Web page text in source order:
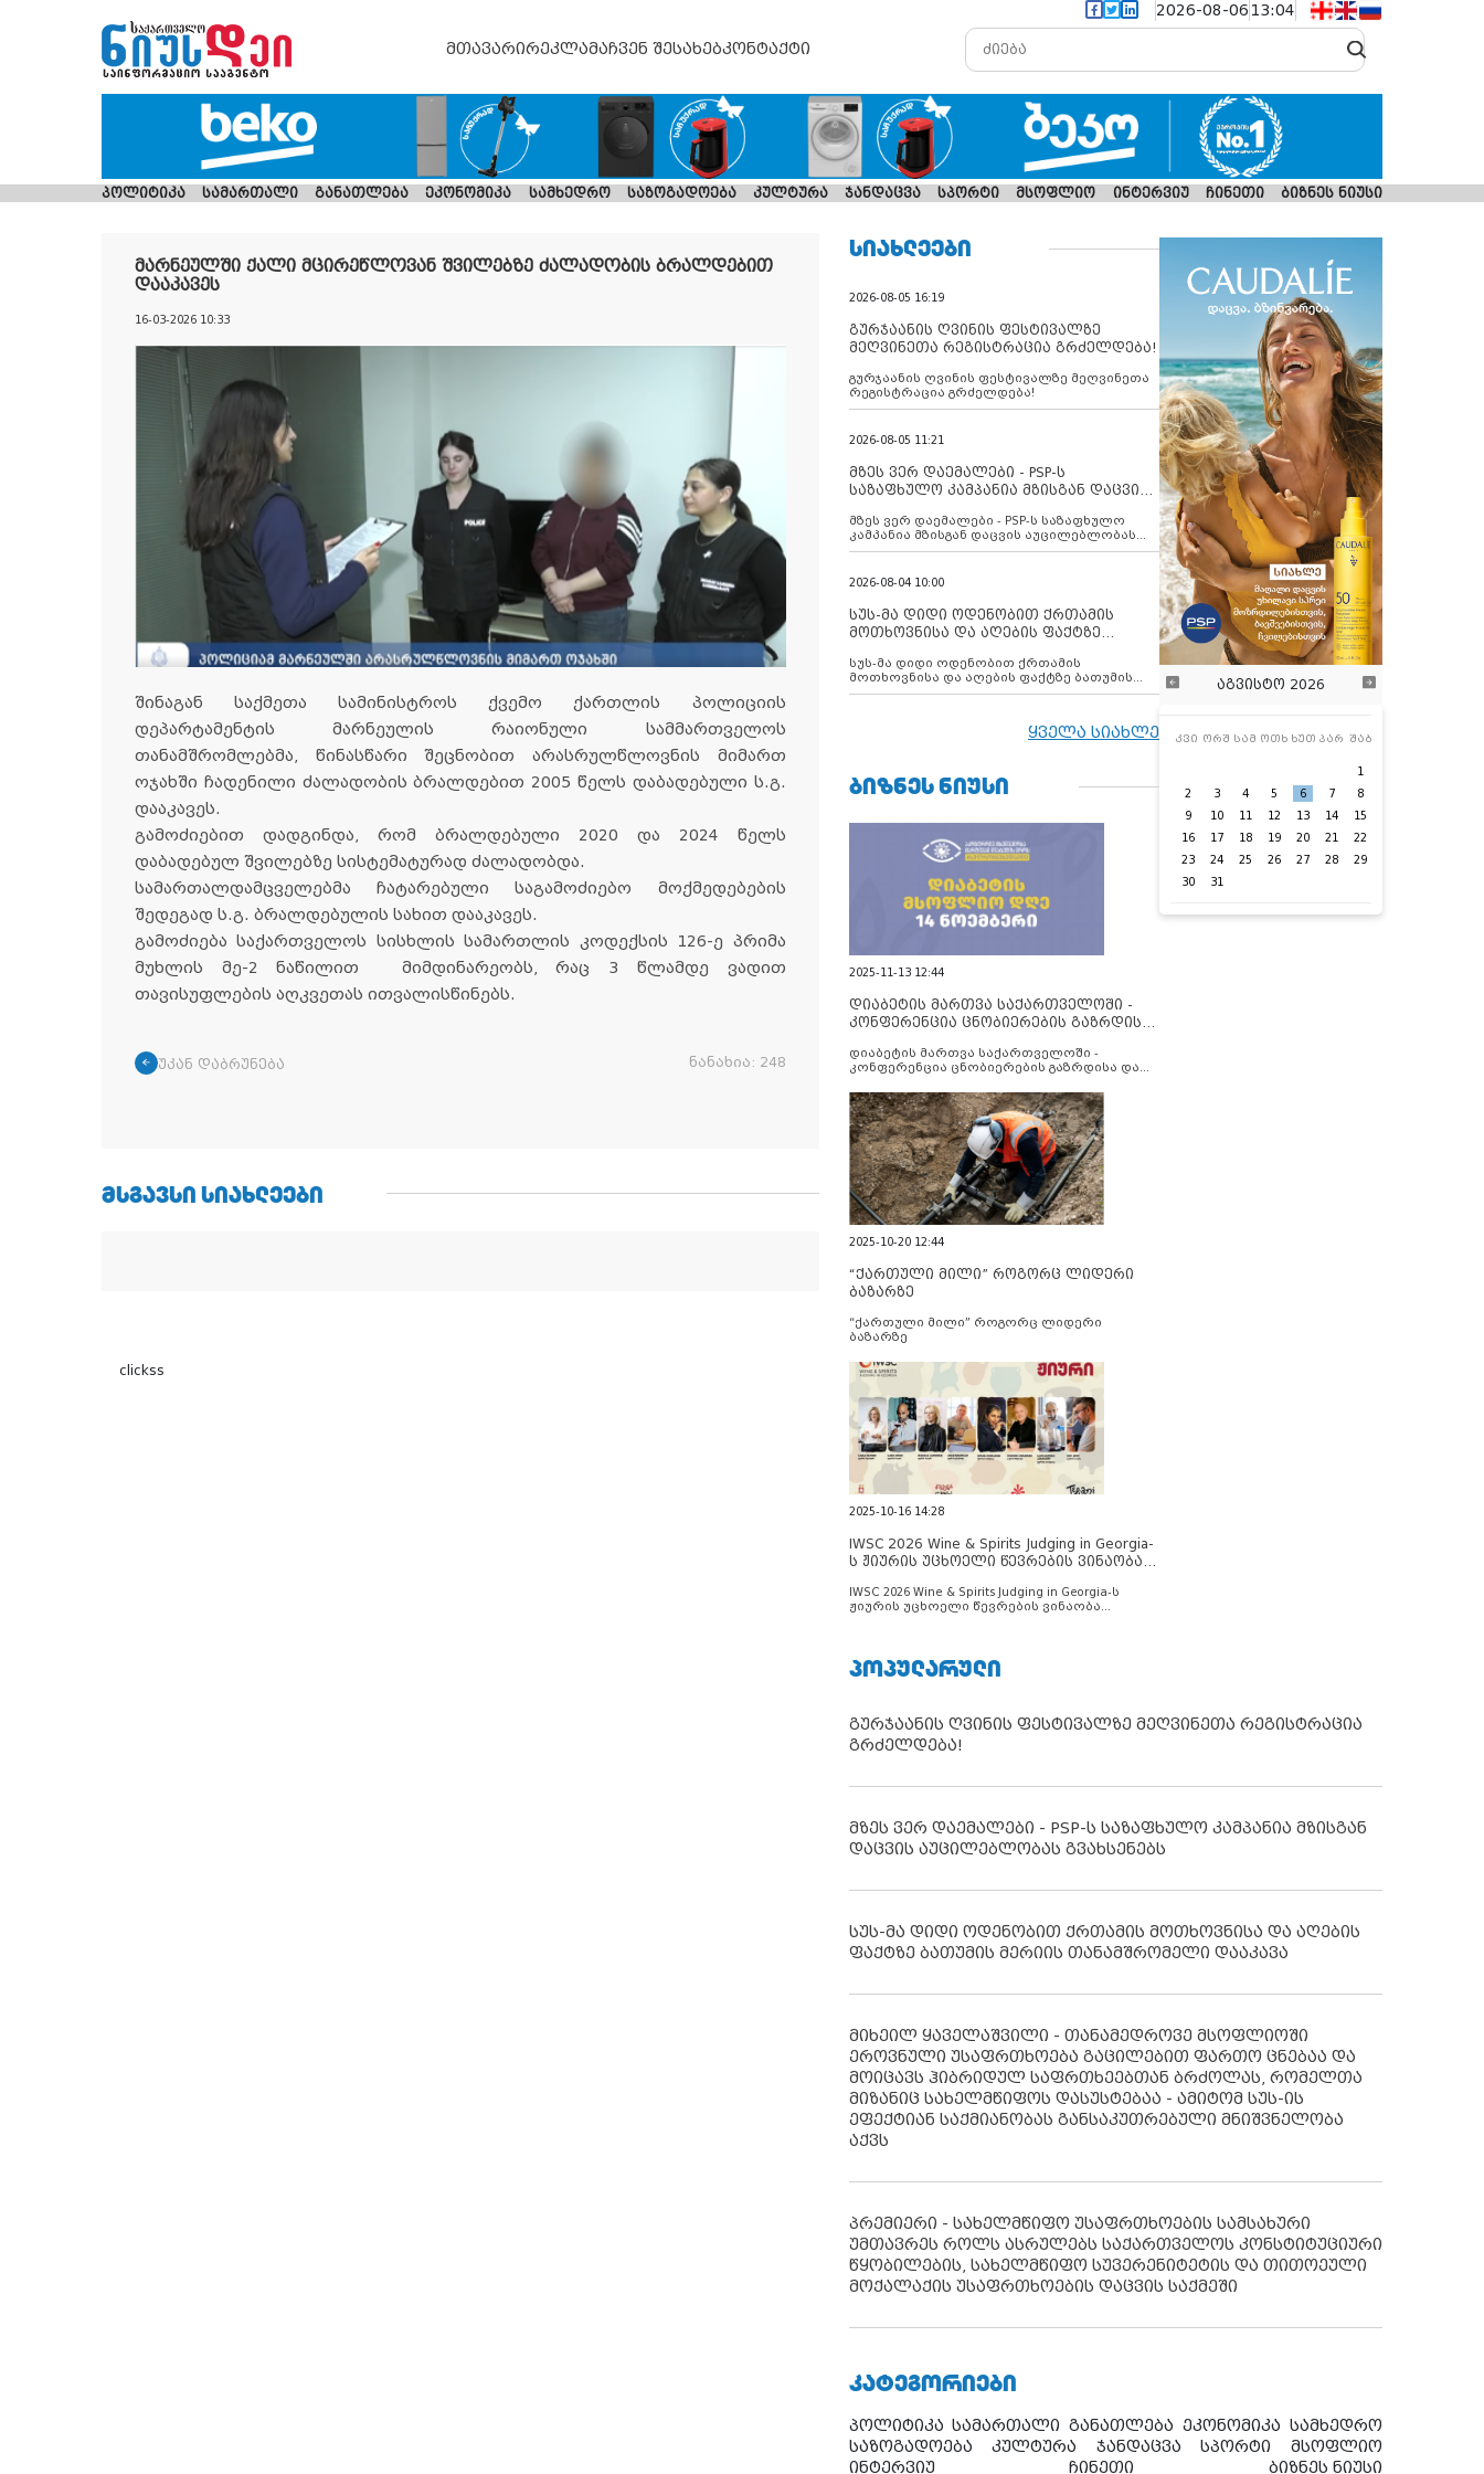
2026-08-06 13:04
მთავარირეკლამაჩვენ შესახებკონტაქტი
პოლიტიკა სამართალი განათლება ეკონომიკა სამხედრო საზოგადოება კულტურა ჯანდაცვა სპორტი მსოფლიო ინტერვიუ ჩინეთი ბიზნეს ნიუსი
მარნეულში ქალი მცირეწლოვან შვილებზე ძალადობის ბრალდებით
დააკავეს
16-03-2026 10:33
შინაგან საქმეთა სამინისტროს ქვემო ქართლის პოლიციის
დეპარტამენტის მარნეულის რაიონული სამმართველოს
თანამშრომლებმა, წინასწარი შეცნობით არასრულწლოვნის მიმართ
ოჯახში ჩადენილი ძალადობის ბრალდებით 2005 წელს დაბადებული ს.გ.
დააკავეს.
გამოძიებით დადგინდა, რომ ბრალდებული 2020 და 2024 წელს
დაბადებულ შვილებზე სისტემატურად ძალადობდა.
სამართალდამცველებმა ჩატარებული საგამოძიებო მოქმედებების
შედეგად ს.გ. ბრალდებულის სახით დააკავეს.
გამოძიება საქართველოს სისხლის სამართლის კოდექსის 126-ე პრიმა
მუხლის მე-2 ნაწილით მიმდინარეობს, რაც 3 წლამდე ვადით
თავისუფლების აღკვეთას ითვალისწინებს.
უკან დაბრუნება ნანახია: 248
ᲛᲡᲒᲐᲕᲡᲘ ᲡᲘᲐᲮᲚᲔᲔᲑᲘ
clickss
ᲡᲘᲐᲮᲚᲔᲔᲑᲘ
2026-08-05 16:19
გურჯაანის ღვინის ფესტივალზე
მეღვინეთა რეგისტრაცია გრძელდება!
გურჯაანის ღვინის ფესტივალზე მეღვინეთა
რეგისტრაცია გრძელდება!
2026-08-05 11:21
მზეს ვერ დაემალები - PSP-ს
საზაფხულო კამპანია მზისგან დაცვის
მზეს ვერ დაემალები - PSP-ს საზაფხულო
კამპანია მზისგან დაცვის აუცილებლობას
გვახსენებს
2026-08-04 10:00
სუს-მა დიდი ოდენობით ქრთამის
მოთხოვნისა და აღების ფაქტზე
დააკავა
სუს-მა დიდი ოდენობით ქრთამის
მოთხოვნისა და აღების ფაქტზე ბათუმის
მერიის თანამშრომელი დააკავა
ყველა სიახლე
ᲑᲘᲖᲜᲔᲡ ᲜᲘᲣᲡᲘ
2025-11-13 12:44
დიაბეტის მართვა საქართველოში -
კონფერენცია ცნობიერების გაზრდისა
დიაბეტის მართვა საქართველოში -
კონფერენცია ცნობიერების გაზრდისა და
2025-10-20 12:44
“ქართული მილი” როგორც ლიდერი
ბაზარზე
“ქართული მილი” როგორც ლიდერი
ბაზარზე
2025-10-16 14:28
IWSC 2026 Wine & Spirits Judging in Georgia-
ს ჟიურის უცხოელი წევრების ვინაობა
IWSC 2026 Wine & Spirits Judging in Georgia-ს
ჟიურის უცხოელი წევრების ვინაობა
აგვისტო 2026
კვი ორშ სამ ოთხ ხუთ პარ შაბ
1
2
3 4 5 6 7
8
9
10 11 12 13 14
15
16
17 18 19 20 21
22
23
24 25 26 27 28
29
30
31
ᲞᲝᲞᲣᲚᲐᲠᲣᲚᲘ
გურჯაანის ღვინის ფესტივალზე მეღვინეთა რეგისტრაცია
გრძელდება!
მზეს ვერ დაემალები - PSP-ს საზაფხულო კამპანია მზისგან
დაცვის აუცილებლობას გვახსენებს
სუს-მა დიდი ოდენობით ქრთამის მოთხოვნისა და აღების
ფაქტზე ბათუმის მერიის თანამშრომელი დააკავა
მიხეილ ყაველაშვილი - თანამედროვე მსოფლიოში
ეროვნული უსაფრთხოება გაცილებით ფართო ცნებაა და
მოიცავს ჰიბრიდულ საფრთხეებთან ბრძოლას, რომელთა
მიზანიც სახელმწიფოს დასუსტებაა - ამიტომ სუს-ის
ეფექტიან საქმიანობას განსაკუთრებული მნიშვნელობა
აქვს
პრემიერი - სახელმწიფო უსაფრთხოების სამსახური
უმთავრეს როლს ასრულებს საქართველოს კონსტიტუციური
წყობილების, სახელმწიფო სუვერენიტეტის და თითოეული
მოქალაქის უსაფრთხოების დაცვის საქმეში
ᲙᲐᲢᲔᲒᲝᲠᲘᲔᲑᲘ
პოლიტიკა სამართალი განათლება ეკონომიკა სამხედრო
საზოგადოება
კულტურა ჯანდაცვა სპორტი
მსოფლიო
ინტერვიუ
ჩინეთი ბიზნეს ნიუსი